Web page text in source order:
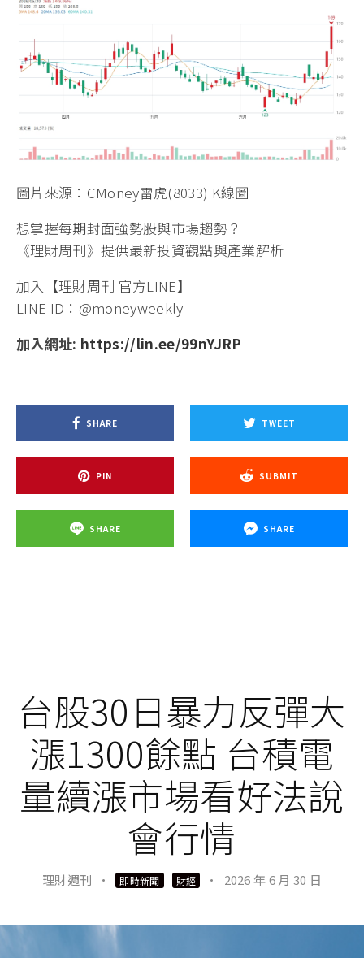
圖片來源：CMoney雷虎(8033) K線圖
想掌握每期封面強勢股與市場趨勢？
《理財周刊》提供最新投資觀點與產業解析
加入【理財周刊 官方LINE】
LINE ID：@moneyweekly
加入網址: https://lin.ee/99nYJRP
SHARE TWEET
PIN SUBMIT
SHARE SHARE
台股30日暴力反彈大
漲1300餘點 台積電
量續漲市場看好法說
會行情
理財週刊 · 即時新聞 財經 · 2026 年 6 月 30 日